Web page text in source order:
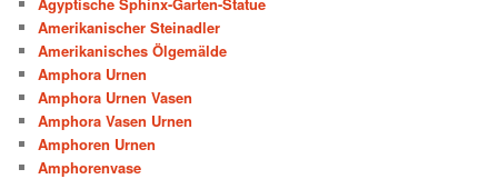
Amerikanischer Steinadler
Amerikanisches Ölgemälde
Amphora Urnen
Amphora Urnen Vasen
Amphora Vasen Urnen
Amphoren Urnen
Amphorenvase